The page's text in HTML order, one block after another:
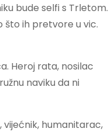
bude selfi s Trletom.
što ih pretvore u vic.
Heroj rata, nosilac
naviku da ni
vijećnik, humanitarac,